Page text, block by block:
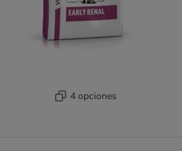
4 opciones